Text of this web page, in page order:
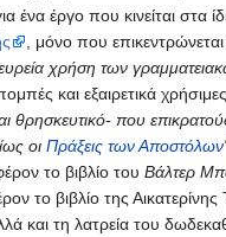
ένα έργο που κινείται
, μόνο που
ευρεία χρήση των
και εξαιρετικά
θρησκευτικό- που
οιΠράξεις των Αποστόλων
το βιβλίο τουΒάλτερ
το βιβλίο της
και τη λατρεία του